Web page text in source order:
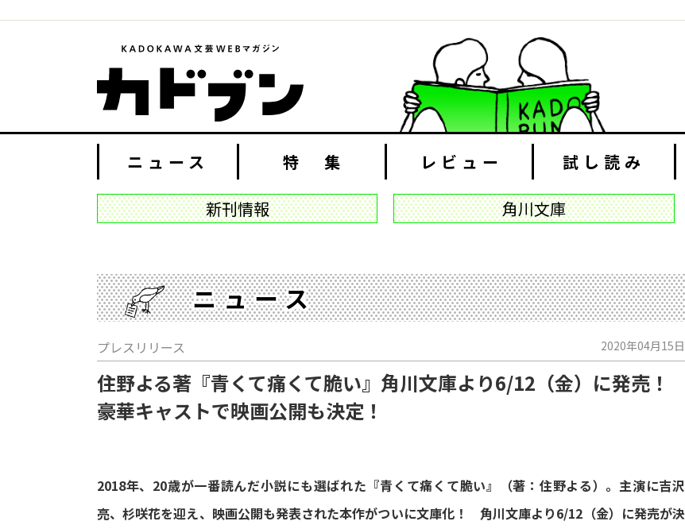
ニュース 特 集 レビュー 試し読み
新刊情報 角川文庫
ニュース
プレスリリース 2020年04月15日
住野よる著『青くて痛くて脆い』角川文庫より6/12（金）に発売！
豪華キャストで映画公開も決定！
2018年、20歳が一番読んだ小説にも選ばれた『青くて痛くて脆い』（著：住野よる）。主演に吉沢
亮、杉咲花を迎え、映画公開も発表された本作がついに文庫化！ 角川文庫より6/12（金）に発売が決